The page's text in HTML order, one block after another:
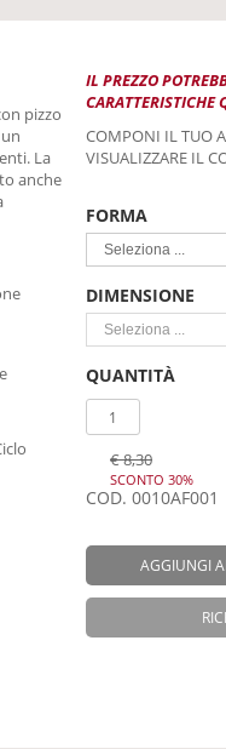
pizzo
La
anche
IL PREZZO
CARATTERISTICHE
COMPONI IL TUO
VISUALIZZARE IL
FORMA
DIMENSIONE
QUANTITÀ
€ 8,30
SCONTO 30%
COD. 0010AF001
AGGIUNGI